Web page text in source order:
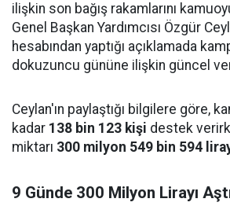
ilişkin son bağış rakamlarını
Genel Başkan Yardımcısı Özgür
hesabından yaptığı açıklamada
dokuzuncu gününe ilişkin güncel
Ceylan'ın paylaştığı bilgilere göre,
kadar 138 bin 123 kişi destek
miktarı 300 milyon 549 bin 594
9 Günde 300 Milyon Lirayı